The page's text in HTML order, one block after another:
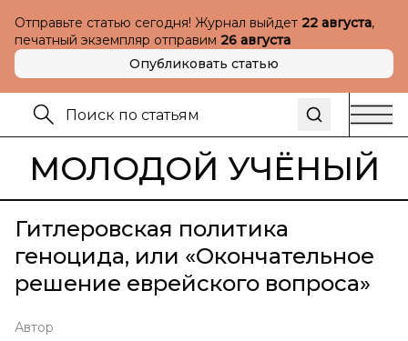
Отправьте статью сегодня! Журнал выйдет 22 августа,
печатный экземпляр отправим 26 августа
Опубликовать статью
МОЛОДОЙ УЧЁНЫЙ
Гитлеровская политика
геноцида, или «Окончательное
решение еврейского вопроса»
Автор